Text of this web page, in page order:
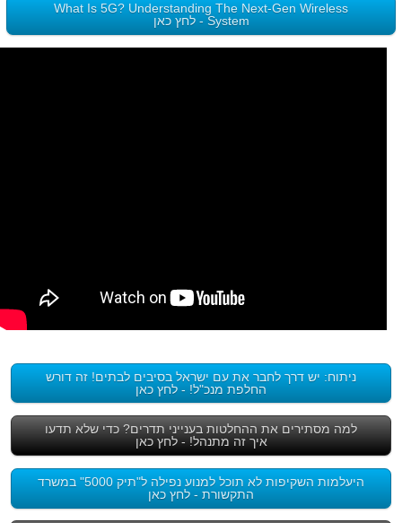
What Is 5G? Understanding The Next-Gen Wireless
System - לחץ כאן
ניתוח: יש דרך לחבר את עם ישראל בסיבים לבתים! זה דורש
החלפת מנכ"ל! - לחץ כאן
למה מסתירים את ההחלטות בענייני תדרים? כדי שלא תדעו
איך זה מתנהל! - לחץ כאן
היעלמות השקיפות לא תוכל למנוע נפילה ל"תיק 5000" במשרד
התקשורת - לחץ כאן